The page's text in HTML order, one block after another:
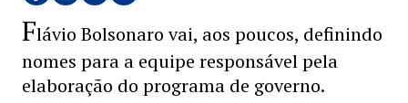
Flávio Bolsonaro vai, aos poucos, definindo
nomes para a equipe responsável pela
elaboração do programa de governo.